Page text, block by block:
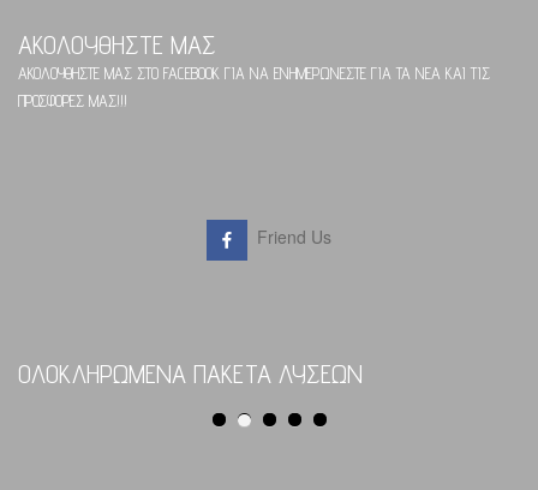
ΑΚΟΛΟΥΘΗΣΤΕ ΜΑΣ
ΑΚΟΛΟΥΘΗΣΤΕ ΜΑΣ ΣΤΟ FACEBOOK ΓΙΑ ΝΑ ΕΝΗΜΕΡΩΝΕΣΤΕ ΓΙΑ ΤΑ ΝΕΑ ΚΑΙ ΤΙΣ
ΠΡΟΣΦΟΡΕΣ ΜΑΣ!!!
Friend Us
ΟΛΟΚΛΗΡΩΜΕΝΑ ΠΑΚΕΤΑ ΛΥΣΕΩΝ